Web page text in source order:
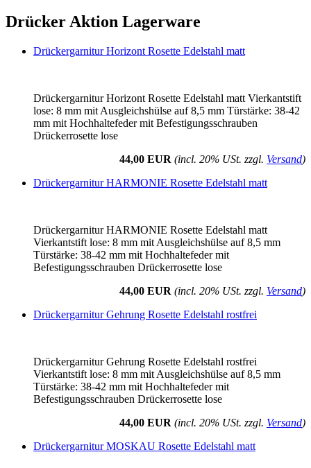
Drücker Aktion Lagerware
Drückergarnitur Horizont Rosette Edelstahl matt
Drückergarnitur Horizont Rosette Edelstahl matt Vierkantstift
lose: 8 mm mit Ausgleichshülse auf 8,5 mm Türstärke: 38-42
mm mit Hochhaltefeder mit Befestigungsschrauben
Drückerrosette lose
44,00 EUR (incl. 20% USt. zzgl. Versand)
Drückergarnitur HARMONIE Rosette Edelstahl matt
Drückergarnitur HARMONIE Rosette Edelstahl matt
Vierkantstift lose: 8 mm mit Ausgleichshülse auf 8,5 mm
Türstärke: 38-42 mm mit Hochhaltefeder mit
Befestigungsschrauben Drückerrosette lose
44,00 EUR (incl. 20% USt. zzgl. Versand)
Drückergarnitur Gehrung Rosette Edelstahl rostfrei
Drückergarnitur Gehrung Rosette Edelstahl rostfrei
Vierkantstift lose: 8 mm mit Ausgleichshülse auf 8,5 mm
Türstärke: 38-42 mm mit Hochhaltefeder mit
Befestigungsschrauben Drückerrosette lose
44,00 EUR (incl. 20% USt. zzgl. Versand)
Drückergarnitur MOSKAU Rosette Edelstahl matt